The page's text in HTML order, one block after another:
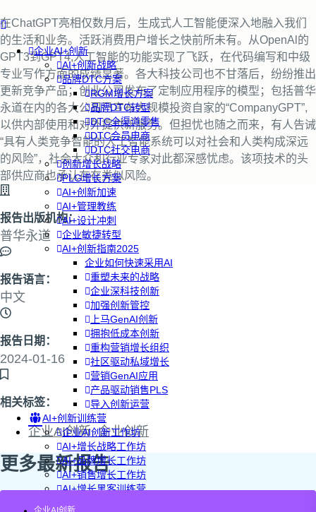
企业AI+创新
AI+创新战略
品牌DTC方案
RGM增长方案
品牌DTC转型
DTC全渠道零售
DTC会员电商
DTC社交电商
创新增长战略
PLG增长方案
AI+创新加速
AI+管理教练
AI+设计冲刺
企业敏捷转型
AI+创新指南2025
企业如何快速采用AI
重塑未来的战略
企业深科技创新
加强创新管控
上马GenAI创新
拥抱低成本创新
重构营销增长组织
社区驱动私域增长
营销GenAI应用
产品驱动销售PLS
导入创新运营
AI+创新训练营
企业AI创新工作坊
AI+增长战略工作坊
AI+品牌增长工作坊
AI+销售增长工作坊
AI+增长黑客训练营
在ChatGPT亮相仅数月后，生成式人工智能便深入地融入我们
的生活和业务。活跃消费用户增长之快前所未有。从OpenAl的
GPT3到GPT4,人工智能的功能实现了飞跃，在代码编写和中级
专业写作方面的成绩显著。各大科技公司也不甘落后，纷纷推出
更新竞争产品；创业公司发布了定制应用程序的模型；包括普华
永道在内的各大公司已宣布大规模投资自家的“CompanyGPT”,
以供内部使用和对外提供新服务。但担忧也随之而来，有人告诫
“具有人类竞争智能的人工智能系统可以对社会和人类构成深远
的风险”，社会大众和行业专家对此都深感忧虑。该项技术的头
部供应商也承认存在类似风险。
报告出版机构：
普华永道
报告语言：
中文
报告日期：
2024-01-16
相关标签：
企业AI创新,企业创新
更多最新报告